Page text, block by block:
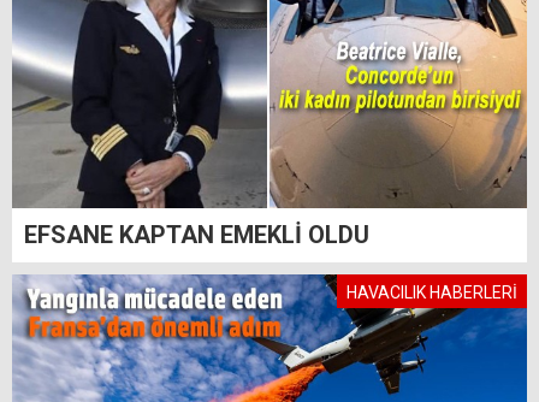
EFSANE KAPTAN EMEKLİ OLDU
HAVACILIK HABERLERİ